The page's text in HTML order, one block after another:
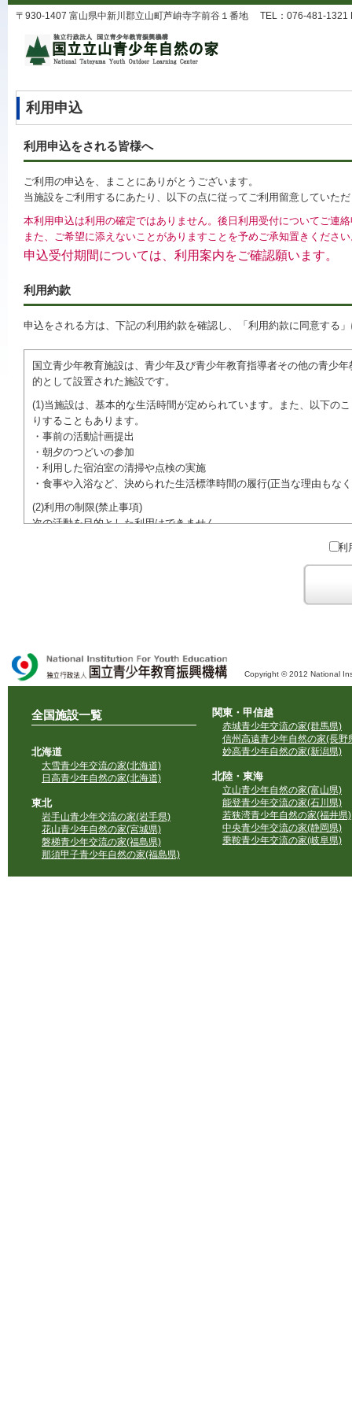
〒930-1407 富山県中新川郡立山町芦峅寺字前谷１番地 TEL：076-481-1321
利用申込
利用申込をされる皆様へ
ご利用の申込を、まことにありがとうございます。
当施設をご利用するにあたり、以下の点に従ってご利用留意していた
本利用申込は利用の確定ではありません。後日利用受付についてご連
また、ご希望に添えないことがありますことを予めご承知置きくださ
申込受付期間については、利用案内をご確認願います。
利用約款
申込をされる方は、下記の利用約款を確認し、「利用約款に同意する
国立青少年教育施設は、青少年及び青少年教育指導者その他の青少
的として設置された施設です。
(1)当施設は、基本的な生活時間が定められています。また、以下の
りすることもあります。
・事前の活動計画提出
・朝夕のつどいの参加
・利用した宿泊室の清掃や点検の実施
・食事や入浴など、決められた生活標準時間の履行(正当な理由も
(2)利用の制限(禁止事項)
次の活動を目的とした利用はできません。
●特定の政党を支持、またはこれに反対するための政治教育その他の
●特定の宗教を支持、またはこれに反対するための宗教教育その他
域での勧誘活動を行ったり、自らの団体の活動をアピールする活動等)
利
Copyright © 2012 National
全国施設一覧
北海道
大雪青少年交流の家(北海道)
日高青少年自然の家(北海道)
東北
岩手山青少年交流の家(岩手県)
花山青少年自然の家(宮城県)
磐梯青少年交流の家(福島県)
那須甲子青少年自然の家(福島県)
関東・甲信越
赤城青少年交流の家(群馬県)
信州高遠青少年自然の家(長野
妙高青少年自然の家(新潟県)
北陸・東海
立山青少年自然の家(富山県)
能登青少年交流の家(石川県)
若狭湾青少年自然の家(福井県)
中央青少年交流の家(静岡県)
乗鞍青少年交流の家(岐阜県)